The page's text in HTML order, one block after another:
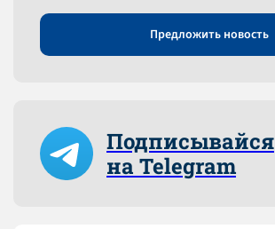
Предложить новость
Подписывайся
на Telegram